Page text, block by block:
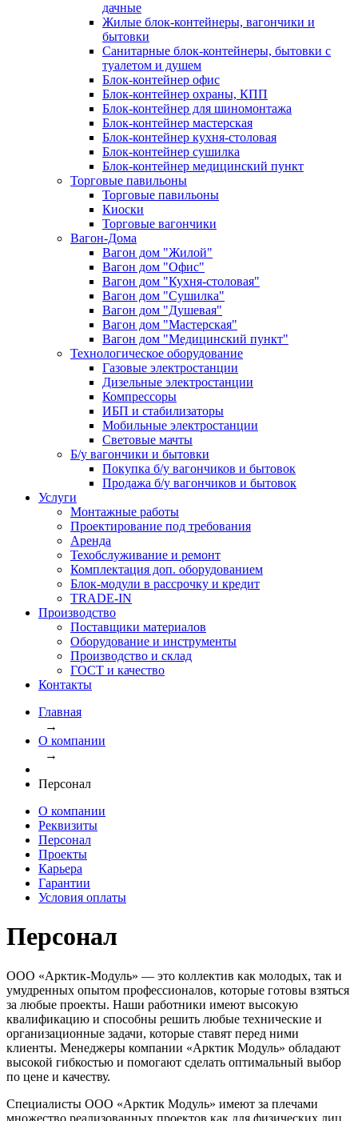
дачные
Жилые блок-контейнеры, вагончики и
бытовки
Санитарные блок-контейнеры, бытовки с
туалетом и душем
Блок-контейнер офис
Блок-контейнер охраны, КПП
Блок-контейнер для шиномонтажа
Блок-контейнер мастерская
Блок-контейнер кухня-столовая
Блок-контейнер сушилка
Блок-контейнер медицинский пункт
Торговые павильоны
Торговые павильоны
Киоски
Торговые вагончики
Вагон-Дома
Вагон дом "Жилой"
Вагон дом "Офис"
Вагон дом "Кухня-столовая"
Вагон дом "Сушилка"
Вагон дом "Душевая"
Вагон дом "Мастерская"
Вагон дом "Медицинский пункт"
Технологическое оборудование
Газовые электростанции
Дизельные электростанции
Компрессоры
ИБП и стабилизаторы
Мобильные электростанции
Световые мачты
Б/у вагончики и бытовки
Покупка б/у вагончиков и бытовок
Продажа б/у вагончиков и бытовок
Услуги
Монтажные работы
Проектирование под требования
Аренда
Техобслуживание и ремонт
Комплектация доп. оборудованием
Блок-модули в рассрочку и кредит
TRADE-IN
Производство
Поставщики материалов
Оборудование и инструменты
Производство и склад
ГОСТ и качество
Контакты
Главная
→
О компании
→
Персонал
О компании
Реквизиты
Персонал
Проекты
Карьера
Гарантии
Условия оплаты
Персонал
ООО «Арктик-Модуль» — это коллектив как молодых, так и
умудренных опытом профессионалов, которые готовы взяться
за любые проекты. Наши работники имеют высокую
квалификацию и способны решить любые технические и
организационные задачи, которые ставят перед ними
клиенты. Менеджеры компании «Арктик Модуль» обладают
высокой гибкостью и помогают сделать оптимальный выбор
по цене и качеству.
Специалисты ООО «Арктик Модуль» имеют за плечами
множество реализованных проектов как для физических лиц,